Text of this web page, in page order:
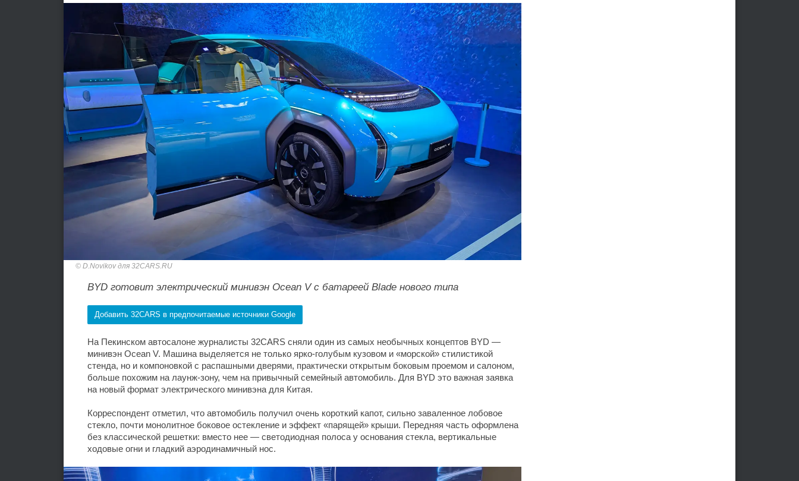
D.Novikov для 32CARS.RU
BYD готовит электрический минивэн Ocean V с батареей Blade нового типа
Добавить 32CARS в предпочитаемые источники Google
На Пекинском автосалоне журналисты 32CARS сняли один из самых необычных концептов BYD —
минивэн Ocean V. Машина выделяется не только ярко-голубым кузовом и «морской» стилистикой
стенда, но и компоновкой с распашными дверями, практически открытым боковым проемом и салоном,
больше похожим на лаунж-зону, чем на привычный семейный автомобиль. Для BYD это важная заявка
на новый формат электрического минивэна для Китая.
Корреспондент отметил, что автомобиль получил очень короткий капот, сильно заваленное лобовое
стекло, почти монолитное боковое остекление и эффект «парящей» крыши. Передняя часть оформлена
без классической решетки: вместо нее — светодиодная полоса у основания стекла, вертикальные
ходовые огни и гладкий аэродинамичный нос.